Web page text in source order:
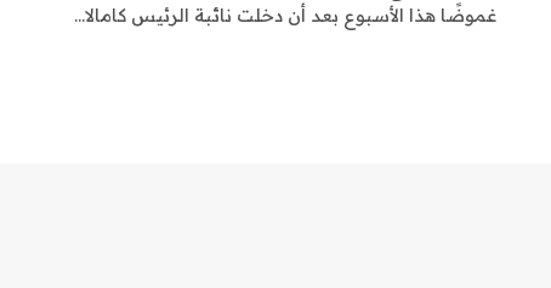
غموضًا هذا الأسبوع بعد أن دخلت نائبة الرئيس كامالا…